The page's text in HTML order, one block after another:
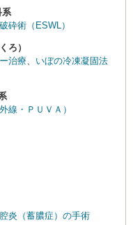
系
砕術（ESWL）
ろ）
治療
いぼの冷凍凝固法
線・ＰＵＶＡ）
炎（蓄膿症）の手術